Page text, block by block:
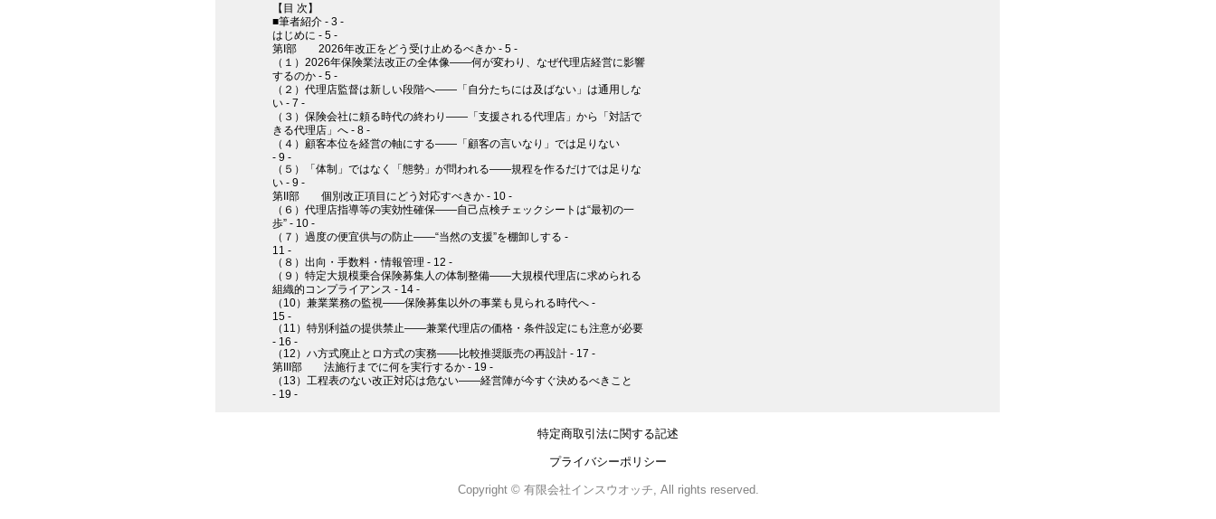
【目 次】
■筆者紹介 - 3 -
はじめに - 5 -
第I部 2026年改正をどう受け止めるべきか - 5 -
（１）2026年保険業法改正の全体像――何が変わり、なぜ代理店経営に影響
するのか - 5 -
（２）代理店監督は新しい段階へ――「自分たちには及ばない」は通用しな
い - 7 -
（３）保険会社に頼る時代の終わり――「支援される代理店」から「対話で
きる代理店」へ - 8 -
（４）顧客本位を経営の軸にする――「顧客の言いなり」では足りない
- 9 -
（５）「体制」ではなく「態勢」が問われる――規程を作るだけでは足りな
い - 9 -
第II部 個別改正項目にどう対応すべきか - 10 -
（６）代理店指導等の実効性確保――自己点検チェックシートは“最初の一
歩” - 10 -
（７）過度の便宜供与の防止――“当然の支援”を棚卸しする -
11 -
（８）出向・手数料・情報管理 - 12 -
（９）特定大規模乗合保険募集人の体制整備――大規模代理店に求められる
組織的コンプライアンス - 14 -
（10）兼業業務の監視――保険募集以外の事業も見られる時代へ -
15 -
（11）特別利益の提供禁止――兼業代理店の価格・条件設定にも注意が必要
- 16 -
（12）ハ方式廃止とロ方式の実務――比較推奨販売の再設計 - 17 -
第III部 法施行までに何を実行するか - 19 -
（13）工程表のない改正対応は危ない――経営陣が今すぐ決めるべきこと
- 19 -
特定商取引法に関する記述
プライバシーポリシー
Copyright © 有限会社インスウオッチ, All rights reserved.